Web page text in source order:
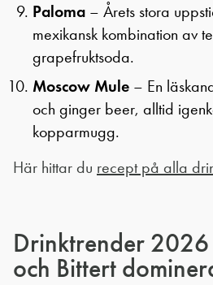
Paloma – Årets stora
mexikansk kombination av
grapefruktsoda.
Moscow Mule – En
och ginger beer, alltid
kopparmugg.
Här hittar du recept på alla
Drinktrender
och Bittert